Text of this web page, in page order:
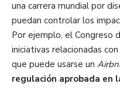
una carrera mundial por
puedan controlar los
Por ejemplo, el Congreso
iniciativas relacionadas
que puede usarse un
regulación aprobada en